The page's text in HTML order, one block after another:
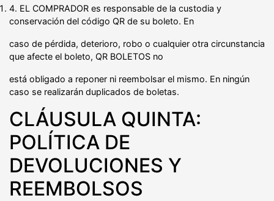
4. EL COMPRADOR es responsable de la custodia y
conservación del código QR de su boleto. En
caso de pérdida, deterioro, robo o cualquier otra circunstancia
que afecte el boleto, QR BOLETOS no
está obligado a reponer ni reembolsar el mismo. En ningún
caso se realizarán duplicados de boletas.
CLÁUSULA QUINTA:
POLÍTICA DE
DEVOLUCIONES Y
REEMBOLSOS